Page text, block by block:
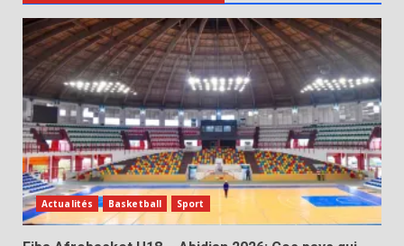
Actualités Basketball Sport